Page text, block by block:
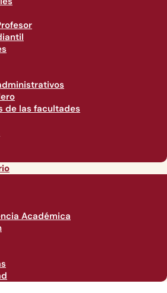
de las facultades
Académica